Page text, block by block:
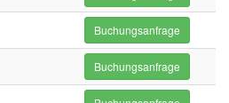
Buchungsanfrage
Buchungsanfrage